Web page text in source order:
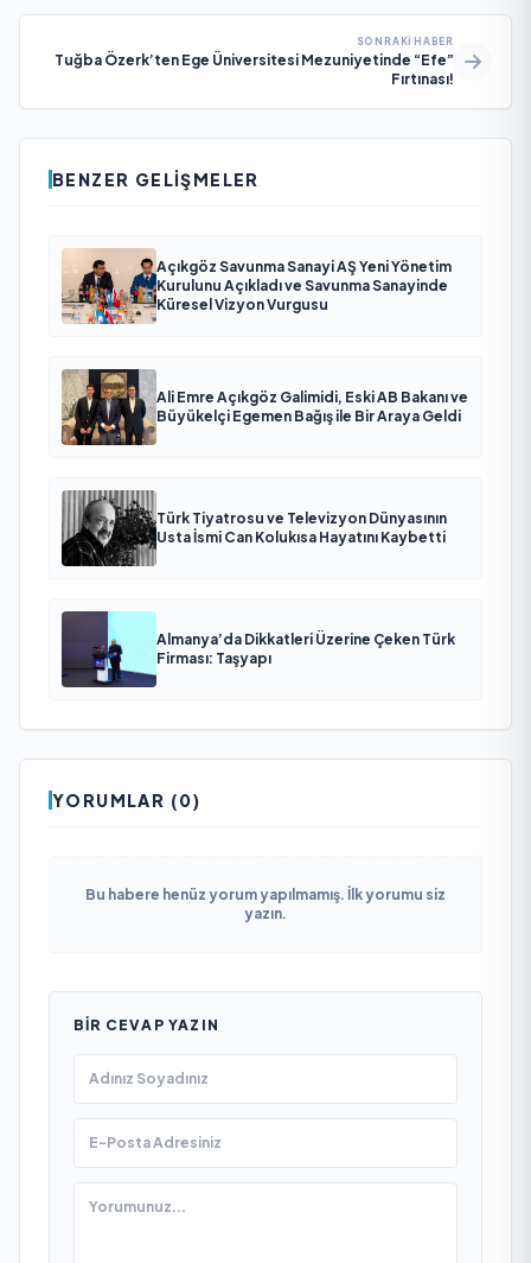
SONRAKI HABER
Tuğba Özerk’ten Ege Üniversitesi Mezuniyetinde “Efe”
Fırtınası!
BENZER GELIŞMELER
Açıkgöz Savunma Sanayi AŞ Yeni Yönetim
Kurulunu Açıkladı ve Savunma Sanayinde
Küresel Vizyon Vurgusu
Ali Emre Açıkgöz Galimidi, Eski AB Bakanı ve
Büyükelçi Egemen Bağış ile Bir Araya Geldi
Türk Tiyatrosu ve Televizyon Dünyasının
Usta İsmi Can Kolukısa Hayatını Kaybetti
Almanya’da Dikkatleri Üzerine Çeken Türk
Firması: Taşyapı
YORUMLAR (0)
Bu habere henüz yorum yapılmamış. İlk yorumu siz
yazın.
BIR CEVAP YAZIN